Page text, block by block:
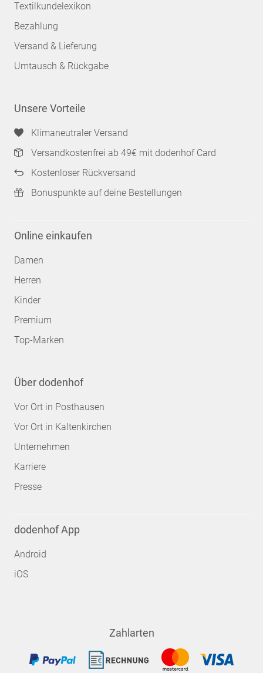
Textilkundelexikon
Bezahlung
Versand & Lieferung
Umtausch & Rückgabe
Unsere Vorteile
Klimaneutraler Versand
Versandkostenfrei ab 49€ mit dodenhof Card
Kostenloser Rückversand
Bonuspunkte auf deine Bestellungen
Online einkaufen
Damen
Herren
Kinder
Premium
Top-Marken
Über dodenhof
Vor Ort in Posthausen
Vor Ort in Kaltenkirchen
Unternehmen
Karriere
Presse
dodenhof App
Android
iOS
Zahlarten